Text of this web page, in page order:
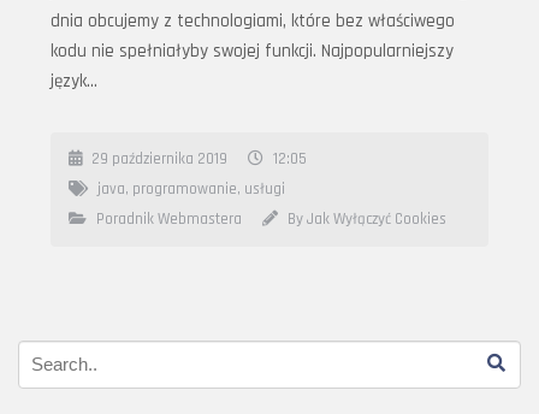
dnia obcujemy z technologiami, które bez właściwego
kodu nie spełniałyby swojej funkcji. Najpopularniejszy
język…
29 października 2019
12:05
java, programowanie, usługi
Poradnik Webmastera
By Jak Wyłączyć Cookies